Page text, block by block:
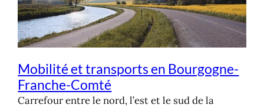
Mobilité et transports en Bourgogne-
Franche-Comté
Carrefour entre le nord, l’est et le sud de la